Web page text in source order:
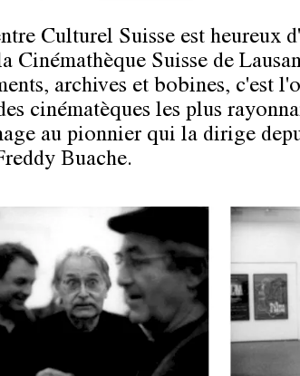
Culturel Suisse est heureux
Cinémathèque Suisse de
archives et bobines, c'est
cinématèques les plus
au pionnier qui la dirige
Buache.